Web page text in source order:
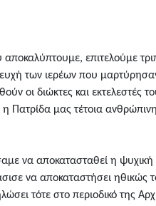
επιτελούμε
ευχή των ιερέων που
οι διώκτες και εκτελεστές
Πατρίδα μας τέτοια
να αποκατασταθεί η
να αποκαταστήσει ηθικώς
τότε στο περιοδικό της